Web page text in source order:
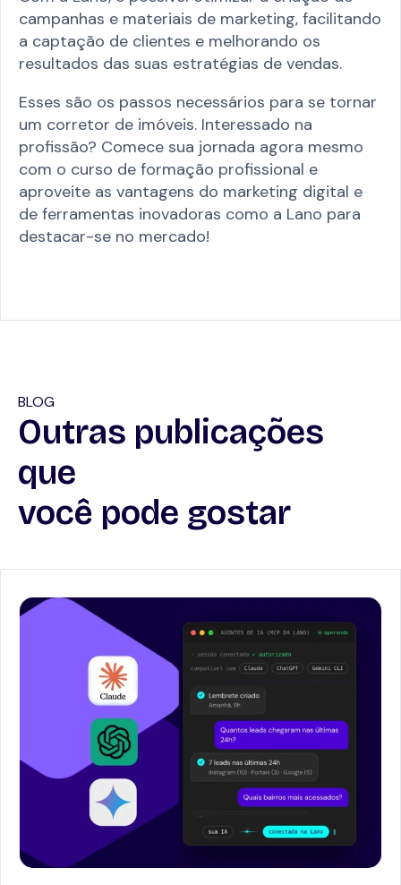
campanhas e materiais de marketing, facilitando
a captação de clientes e melhorando os
resultados das suas estratégias de vendas.
Esses são os passos necessários para se tornar
um corretor de imóveis. Interessado na
profissão? Comece sua jornada agora mesmo
com o curso de formação profissional e
aproveite as vantagens do marketing digital e
de ferramentas inovadoras como a Lano para
destacar-se no mercado!
BLOG
Outras publicações
que
você pode gostar